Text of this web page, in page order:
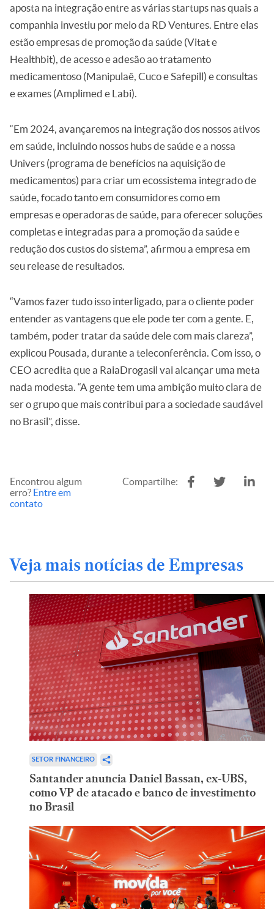
aposta na integração entre as várias startups nas quais a
companhia investiu por meio da RD Ventures. Entre elas
estão empresas de promoção da saúde (Vitat e
Healthbit), de acesso e adesão ao tratamento
medicamentoso (Manipulaê, Cuco e Safepill) e consultas
e exames (Amplimed e Labi).
“Em 2024, avançaremos na integração dos nossos ativos
em saúde, incluindo nossos hubs de saúde e a nossa
Univers (programa de benefícios na aquisição de
medicamentos) para criar um ecossistema integrado de
saúde, focado tanto em consumidores como em
empresas e operadoras de saúde, para oferecer soluções
completas e integradas para a promoção da saúde e
redução dos custos do sistema”, afirmou a empresa em
seu release de resultados.
“Vamos fazer tudo isso interligado, para o cliente poder
entender as vantagens que ele pode ter com a gente. E,
também, poder tratar da saúde dele com mais clareza”,
explicou Pousada, durante a teleconferência. Com isso, o
CEO acredita que a RaiaDrogasil vai alcançar uma meta
nada modesta. “A gente tem uma ambição muito clara de
ser o grupo que mais contribui para a sociedade saudável
no Brasil”, disse.
Encontrou algum
erro? Entre em
contato
Compartilhe:
Veja mais notícias de Empresas
SETOR FINANCEIRO
Santander anuncia Daniel Bassan, ex-UBS,
como VP de atacado e banco de investimento
no Brasil